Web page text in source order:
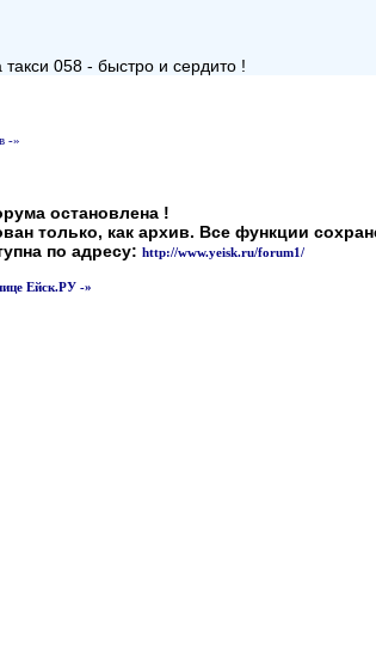
058 - быстро и сердито !
-»
остановлена !
только, как архив. Все функции
по адресу: http://www.yeisk.ru/forum1/
Ейск.РУ -»